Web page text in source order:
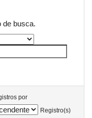
de busca.
por
Registro(s)